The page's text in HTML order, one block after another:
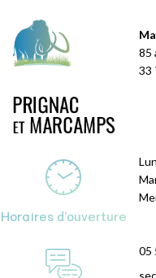
85
33
Horaires d'ouverture
05